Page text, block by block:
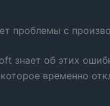
проблемы с
знает об этих
временно